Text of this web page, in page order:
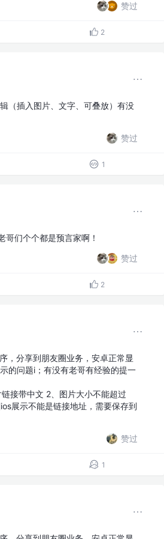
赞过
2
（插入图片、文字、可叠放）有没
赞过
1
哥们个个都是预言家啊！
赞过
2
，分享到朋友圈业务，安卓正常显
的问题i；有没有老哥有经验的提一
接带中文 2、图片大小不能超过
展示不能是链接地址，需要保存到
赞过
1